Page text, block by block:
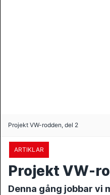
Projekt VW-rodden, del 2
ARTIKLAR
Projekt VW-
Denna gång jobbar vi